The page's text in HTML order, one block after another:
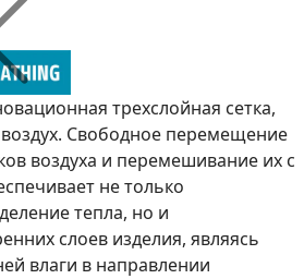
трехслойная сетка,
Свободное перемещение
воздуха и перемешивание их с
не только
тепла, но и
слоев изделия, являясь
влаги в направлении